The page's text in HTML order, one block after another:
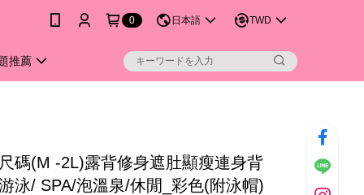
0 日本語 TWD
推薦
碼(M -2L)露背修身遮肚顯瘦連身背
泳/ SPA/泡溫泉/休閒_彩色(附泳帽)